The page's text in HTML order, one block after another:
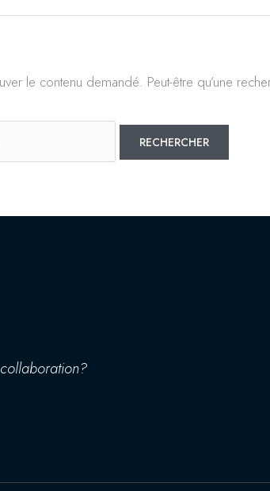
le contenu demandé. Peut-être qu’une